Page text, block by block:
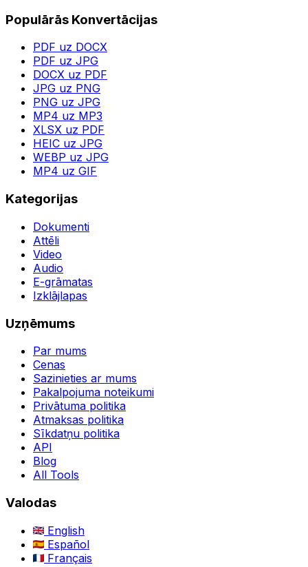
Populārās Konvertācijas
PDF uz DOCX
PDF uz JPG
DOCX uz PDF
JPG uz PNG
PNG uz JPG
MP4 uz MP3
XLSX uz PDF
HEIC uz JPG
WEBP uz JPG
MP4 uz GIF
Kategorijas
Dokumenti
Attēli
Video
Audio
E-grāmatas
Izklājlapas
Uzņēmums
Par mums
Cenas
Sazinieties ar mums
Pakalpojuma noteikumi
Privātuma politika
Atmaksas politika
Sīkdatņu politika
API
Blog
All Tools
Valodas
English
Español
Français